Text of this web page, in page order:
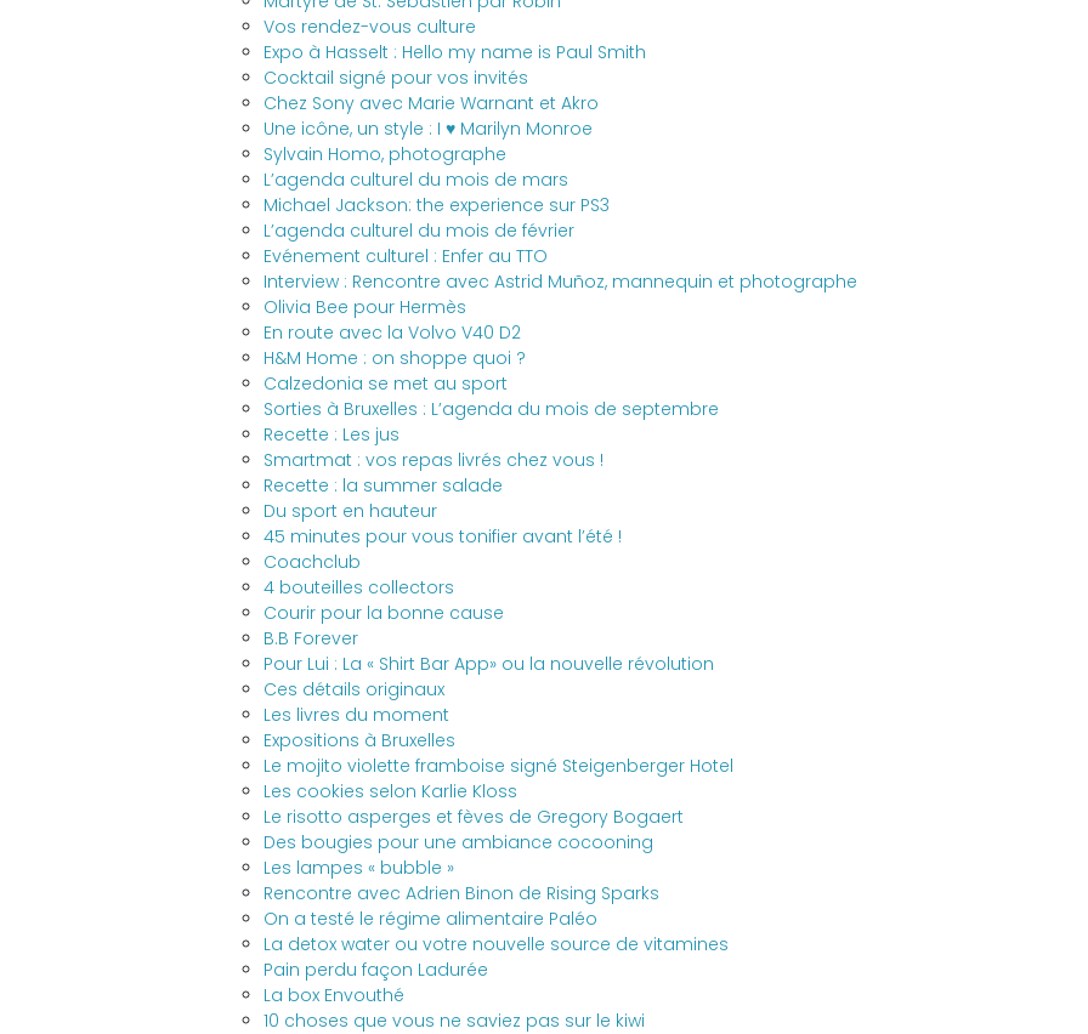
Vos rendez-vous culture
Expo à Hasselt : Hello my name is Paul Smith
Cocktail signé pour vos invités
Chez Sony avec Marie Warnant et Akro
Une icône, un style : I ♥ Marilyn Monroe
Sylvain Homo, photographe
L’agenda culturel du mois de mars
Michael Jackson: the experience sur PS3
L’agenda culturel du mois de février
Evénement culturel : Enfer au TTO
Interview : Rencontre avec Astrid Muñoz, mannequin et photographe
Olivia Bee pour Hermès
En route avec la Volvo V40 D2
H&M Home : on shoppe quoi ?
Calzedonia se met au sport
Sorties à Bruxelles : L’agenda du mois de septembre
Recette : Les jus
Smartmat : vos repas livrés chez vous !
Recette : la summer salade
Du sport en hauteur
45 minutes pour vous tonifier avant l’été !
Coachclub
4 bouteilles collectors
Courir pour la bonne cause
B.B Forever
Pour Lui : La « Shirt Bar App» ou la nouvelle révolution
Ces détails originaux
Les livres du moment
Expositions à Bruxelles
Le mojito violette framboise signé Steigenberger Hotel
Les cookies selon Karlie Kloss
Le risotto asperges et fèves de Gregory Bogaert
Des bougies pour une ambiance cocooning
Les lampes « bubble »
Rencontre avec Adrien Binon de Rising Sparks
On a testé le régime alimentaire Paléo
La detox water ou votre nouvelle source de vitamines
Pain perdu façon Ladurée
La box Envouthé
10 choses que vous ne saviez pas sur le kiwi